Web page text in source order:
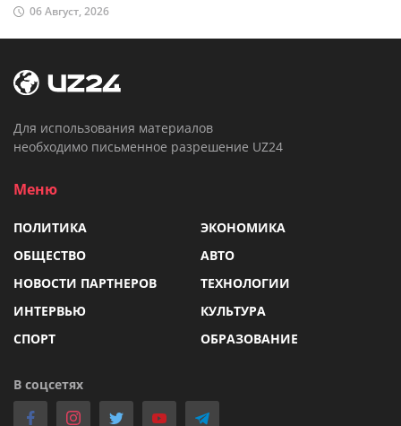
06 Август, 2026
Для использования материалов
необходимо письменное разрешение UZ24
Меню
ПОЛИТИКА
ЭКОНОМИКА
ОБЩЕСТВО
АВТО
НОВОСТИ ПАРТНЕРОВ
ТЕХНОЛОГИИ
ИНТЕРВЬЮ
КУЛЬТУРА
СПОРТ
ОБРАЗОВАНИЕ
В соцсетях